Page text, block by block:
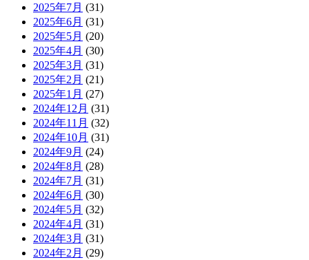
2025年7月 (31)
2025年6月 (31)
2025年5月 (20)
2025年4月 (30)
2025年3月 (31)
2025年2月 (21)
2025年1月 (27)
2024年12月 (31)
2024年11月 (32)
2024年10月 (31)
2024年9月 (24)
2024年8月 (28)
2024年7月 (31)
2024年6月 (30)
2024年5月 (32)
2024年4月 (31)
2024年3月 (31)
2024年2月 (29)